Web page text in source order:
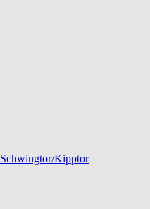
Schwingtor/Kipptor